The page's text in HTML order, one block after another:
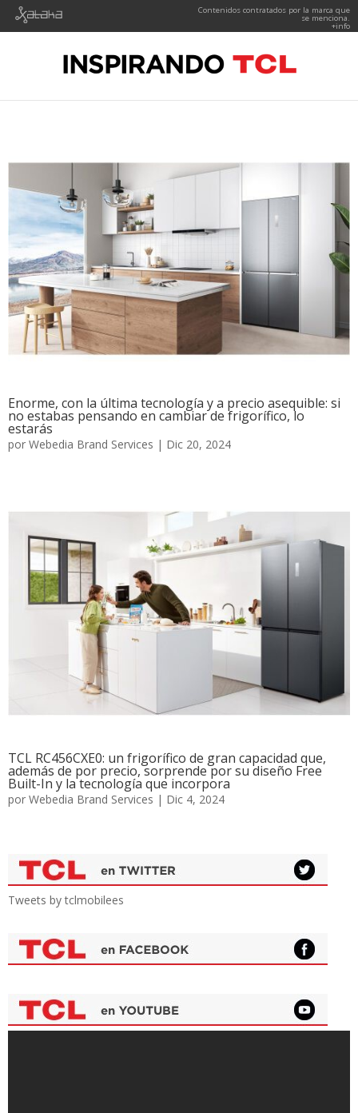
Contenidos contratados por la marca que
se menciona.
+info
Enorme, con la última tecnología y a precio asequible: si
no estabas pensando en cambiar de frigorífico, lo
estarás
por Webedia Brand Services | Dic 20, 2024
TCL RC456CXE0: un frigorífico de gran capacidad que,
además de por precio, sorprende por su diseño Free
Built-In y la tecnología que incorpora
por Webedia Brand Services | Dic 4, 2024
Tweets by tclmobilees